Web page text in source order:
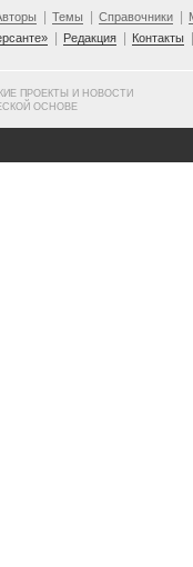
Темы Справочники
Редакция Контакты
ПРОЕКТЫ И НОВОСТИ
ОСНОВЕ